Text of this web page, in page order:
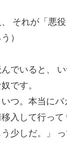
それが「悪役
）
でいると、
です。
つ。本当にバ
入して行って
少しだ。」